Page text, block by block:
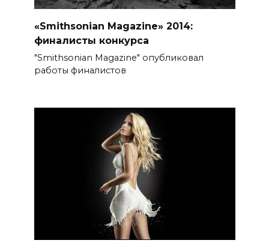
«Smithsonian Magazine» 2014:
финалисты конкурса
"Smithsonian Magazine" опубликовал
работы финалистов